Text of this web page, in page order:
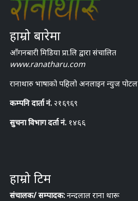
हाम्रो बारेमा
आँगनबारी मिडिया प्रा.लि द्वारा संचालित
www.ranatharu.com
रानाथारु भाषाको पहिलो अनलाइन न्युज पोटल
कम्पनि दार्ता नं. २१६९६९
सुचना विभाग दर्ता नं. १४६६
हाम्रो टिम
संचालक/ सम्पादक:नन्दलाल राना थारू